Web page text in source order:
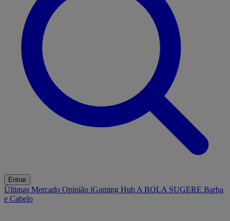
Entrar
Últimas Mercado Opinião iGaming Hub A BOLA SUGERE Barba
e Cabelo